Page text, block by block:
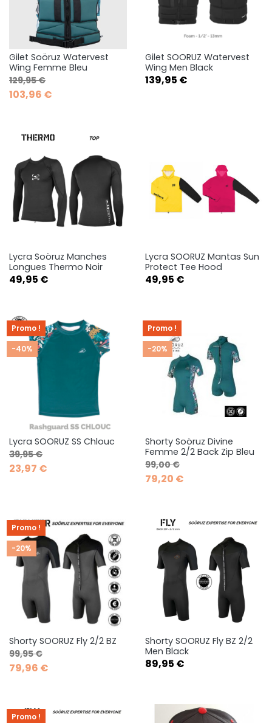
Gilet Soöruz Watervest
Wing Femme Bleu
Prix de base
129,95 €Prix
103,96 €
Gilet SOORUZ Watervest
Wing Men Black
Prix
139,95 €
Lycra Soöruz Manches
Longues Thermo Noir
Prix
49,95 €
Lycra SOORUZ Mantas Sun
Protect Tee Hood
Prix
49,95 €
Lycra SOORUZ SS Chlouc
Prix de base
39,95 €Prix
23,97 €
Promo !
-40%
Shorty Soöruz Divine
Femme 2/2 Back Zip Bleu
Prix de base
99,00 €Prix
79,20 €
Promo !
-20%
Shorty SOORUZ Fly 2/2 BZ
Prix de base
99,95 €Prix
79,96 €
Promo !
-20%
Shorty SOORUZ Fly BZ 2/2
Men Black
Prix
89,95 €
Promo !